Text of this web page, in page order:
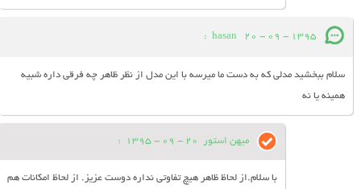
hasan 20 - 09 - 1395
:
سلام ببخشید مدلی که به دست ما میرسه با این مدل از نظر ظاهر چه فرقی داره شبیه
همینه یا نه
میهن استور 20 - 09 - 1395
:
با سلام.از لحاظ ظاهر هیچ تفاوتی نداره دوست عزیز. از لحاظ امکانات هم